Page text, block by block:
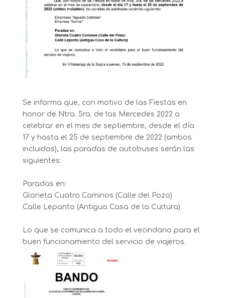
Se informa que, con motivo de las Fiestas en
honor de Ntra. Sra. de las Mercedes 2022 a
celebrar en el mes de septiembre, desde el día
17 y hasta el 25 de septiembre de 2022 (ambos
incluidos), las paradas de autobuses serán las
siguientes:
Paradas en:
Glorieta Cuatro Caminos (Calle del Pozo)
Calle Lepanto (Antigua Casa de la Cultura)
Lo que se comunica a todo el vecindario para el
buen funcionamiento del servicio de viajeros.